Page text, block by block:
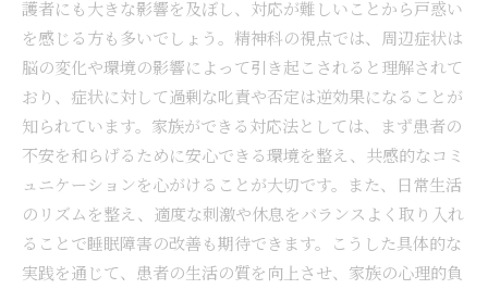
践のガイド
護者にも大きな影響を及ぼし、対応が難しいことから戸惑い
を感じる方も多いでしょう。精神科の視点では、周辺症状は
脳の変化や環境の影響によって引き起こされると理解されて
おり、症状に対して過剰な叱責や否定は逆効果になることが
知られています。家族ができる対応法としては、まず患者の
不安を和らげるために安心できる環境を整え、共感的なコミ
ュニケーションを心がけることが大切です。また、日常生活
のリズムを整え、適度な刺激や休息をバランスよく取り入れ
ることで睡眠障害の改善も期待できます。こうした具体的な
実践を通じて、患者の生活の質を向上させ、家族の心理的負